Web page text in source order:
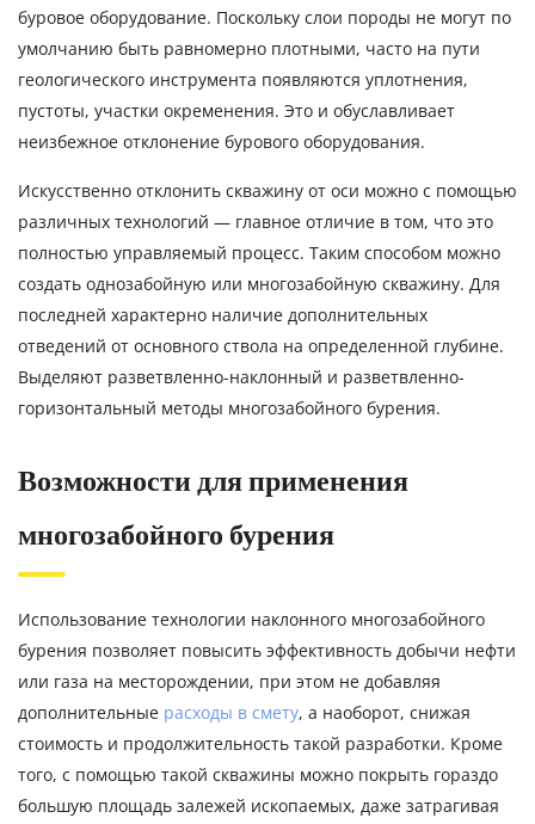
буровое оборудование. Поскольку слои породы не могут по
умолчанию быть равномерно плотными, часто на пути
геологического инструмента появляются уплотнения,
пустоты, участки окременения. Это и обуславливает
неизбежное отклонение бурового оборудования.
Искусственно отклонить скважину от оси можно с помощью
различных технологий — главное отличие в том, что это
полностью управляемый процесс. Таким способом можно
создать однозабойную или многозабойную скважину. Для
последней характерно наличие дополнительных
отведений от основного ствола на определенной глубине.
Выделяют разветвленно-наклонный и разветвленно-
горизонтальный методы многозабойного бурения.
Возможности для применения
многозабойного бурения
Использование технологии наклонного многозабойного
бурения позволяет повысить эффективность добычи нефти
или газа на месторождении, при этом не добавляя
дополнительные расходы в смету, а наоборот, снижая
стоимость и продолжительность такой разработки. Кроме
того, с помощью такой скважины можно покрыть гораздо
большую площадь залежей ископаемых, даже затрагивая